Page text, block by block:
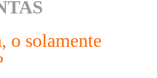
, o solamente